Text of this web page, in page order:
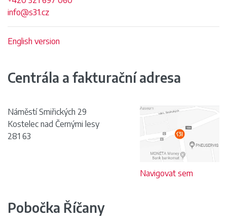
Centrála a fakturační adresa
Pobočka Říčany
info@s31.cz
English version
Náměstí Smiřických 29
Kostelec nad Černými lesy
281 63
Navigovat sem